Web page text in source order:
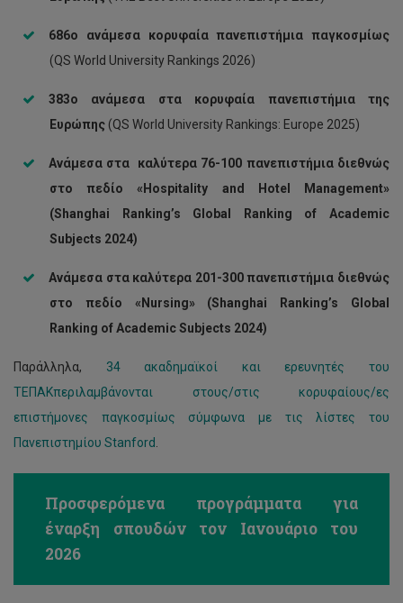
686ο ανάμεσα κορυφαία πανεπιστήμια παγκοσμίως
(QS World University Rankings 2026)
383ο ανάμεσα στα κορυφαία πανεπιστήμια της
Ευρώπης (QS World University Rankings: Europe 2025)
Ανάμεσα στα καλύτερα 76-100 πανεπιστήμια διεθνώς
στο πεδίο «Hospitality and Hotel Management»
(Shanghai Ranking’s Global Ranking of Academic
Subjects 2024)
Ανάμεσα στα καλύτερα 201-300 πανεπιστήμια διεθνώς
στο πεδίο «Nursing»
(Shanghai Ranking’s Global
Ranking of Academic Subjects 2024)
Παράλληλα, 34 ακαδημαϊκοί και ερευνητές του
ΤΕΠΑΚπεριλαμβάνονται στους/στις κορυφαίους/ες
επιστήμονες παγκοσμίως σύμφωνα με τις λίστες του
Πανεπιστημίου Stanford
Προσφερόμενα προγράμματα για
έναρξη σπουδών τον Ιανουάριο του
2026